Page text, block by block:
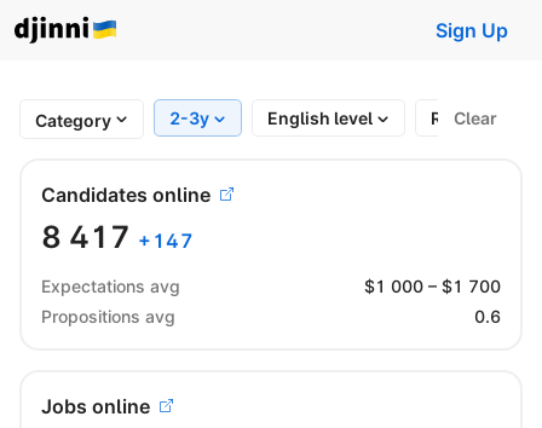
Sign Up
Category 2-3y English level Region
Clear
Candidates online
8 417 + 147
Expectations avg $1 000 – $1 700
Propositions avg
0.6
Jobs online